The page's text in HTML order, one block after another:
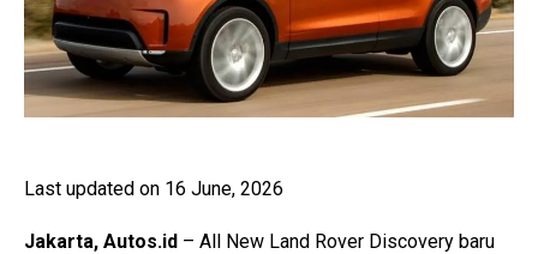
Last updated on 16 June, 2026
Jakarta, Autos.id – All New Land Rover Discovery baru